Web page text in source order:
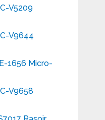
V5209
V9644
1656 Micro-
V9658